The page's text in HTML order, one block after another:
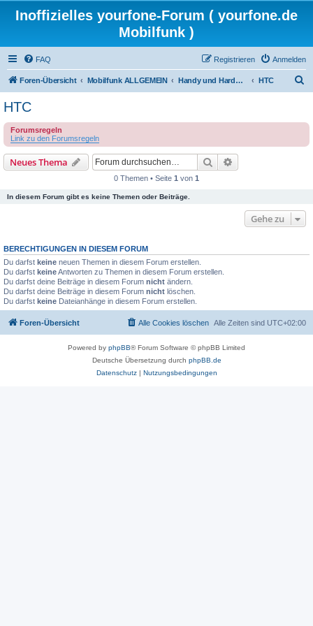
Inoffizielles yourfone-Forum ( yourfone.de
Mobilfunk )
FAQ Anmelden
Registrieren
Foren-Übersicht Mobilfunk ALLGEMEIN Handy und Hardware (Herstellerforen) HTC
e
HTC
Forumsregeln
Link zu den Forumsregeln
Neues Thema Suche
0 Themen • Seite 1 von 1
In diesem Forum gibt es keine Themen oder Beiträge.
Gehe zu
BERECHTIGUNGEN IN DIESEM FORUM
Du darfst keine neuen Themen in diesem Forum erstellen.
Du darfst keineAntworten zu Themen in diesem Forum erstellen.
Du darfst deine Beiträge in diesem Forum nicht ändern.
Du darfst deine Beiträge in diesem Forum nicht löschen.
Du darfst keine Dateianhänge in diesem Forum erstellen.
Foren-Übersicht Alle Zeiten sind UTC+02:00
Alle Cookies löschen
Powered by phpBB® Forum Software © phpBB Limited
Deutsche Übersetzung durch phpBB.de
Datenschutz| Nutzungsbedingungen